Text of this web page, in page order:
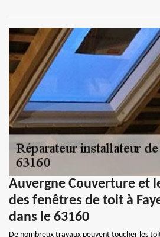
Auvergne Couverture et
des fenêtres de toit à
dans le 63160
De nombreux travaux peuvent toucher les